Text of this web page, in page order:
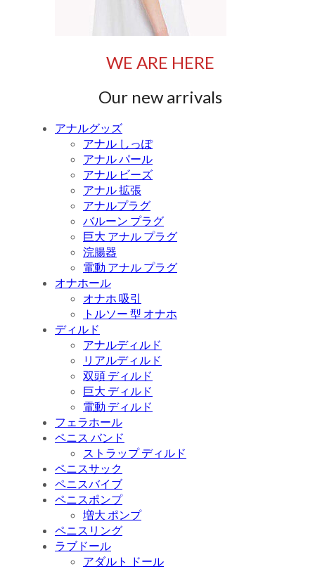
WE ARE HERE
Our new arrivals
アナルグッズ
アナル しっぽ
アナル パール
アナル ビーズ
アナル 拡張
アナルプラグ
バルーン プラグ
巨大 アナル プラグ
浣腸器
電動 アナル プラグ
オナホール
オナホ 吸引
トルソー 型 オナホ
ディルド
アナルディルド
リアルディルド
双頭 ディルド
巨大 ディルド
電動 ディルド
フェラホール
ペニス バンド
ストラップ ディルド
ペニスサック
ペニスバイブ
ペニスポンプ
増大 ポンプ
ペニスリング
ラブドール
アダルト ドール